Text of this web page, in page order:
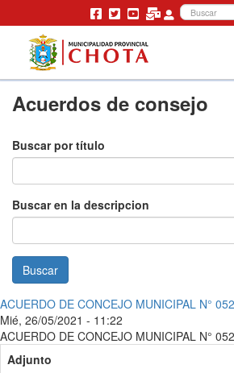
Pasar
Acuerdos de consejo
Buscar por título
Buscar en la descripcion
Buscar
ACUERDO DE CONCEJO MUNICIPAL N°
Mié, 26/05/2021 - 11:22
ACUERDO DE CONCEJO MUNICIPAL N°
Adjunto